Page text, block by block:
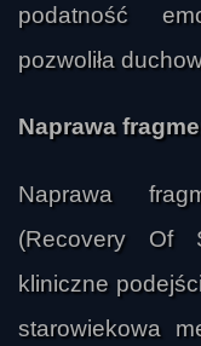
podatność
pozwoliła
Naprawa
Naprawa
(Recovery Of
kliniczne
starowiekowa